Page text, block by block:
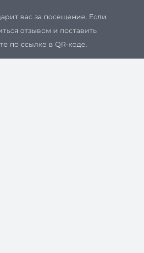
вас за посещение. Если
отзывом и поставить
по ссылке в QR-коде.